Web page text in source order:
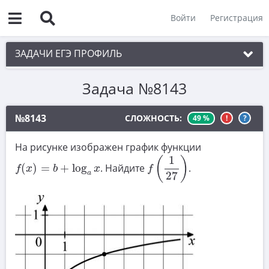
Войти Регистрация
ЗАДАЧИ ЕГЭ ПРОФИЛЬ
1. Планиметрия
2. Векторы
3. Стереометрия
4. Классическое определение вероятности
5. Теория вероятностей
6. Уравнения
7. Нахождение значений выражений
8. Производная
9. Задачи прикладного содержания
Задача №8143
№8143 СЛОЖНОСТЬ: 49 % ! ?
На рисунке изображен график функции
f(x) = b + loga x
f(x)= log ax . Найдите f (
1
27 )
f(127)
.